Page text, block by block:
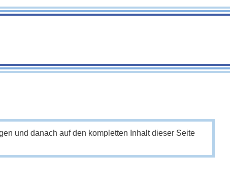
und danach auf den kompletten Inhalt dieser Seite